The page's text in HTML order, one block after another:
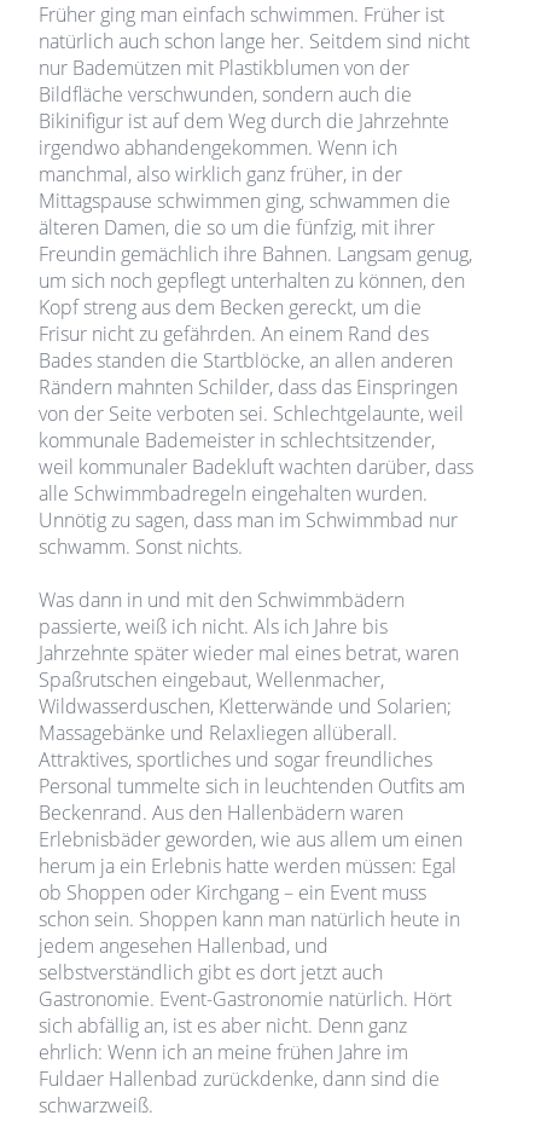
Früher ging man einfach schwimmen. Früher ist
natürlich auch schon lange her. Seitdem sind nicht
nur Bademützen mit Plastikblumen von der
Bildfläche verschwunden, sondern auch die
Bikinifigur ist auf dem Weg durch die Jahrzehnte
irgendwo abhandengekommen. Wenn ich
manchmal, also wirklich ganz früher, in der
Mittagspause schwimmen ging, schwammen die
älteren Damen, die so um die fünfzig, mit ihrer
Freundin gemächlich ihre Bahnen. Langsam genug,
um sich noch gepflegt unterhalten zu können, den
Kopf streng aus dem Becken gereckt, um die
Frisur nicht zu gefährden. An einem Rand des
Bades standen die Startblöcke, an allen anderen
Rändern mahnten Schilder, dass das Einspringen
von der Seite verboten sei. Schlechtgelaunte, weil
kommunale Bademeister in schlechtsitzender,
weil kommunaler Badekluft wachten darüber, dass
alle Schwimmbadregeln eingehalten wurden.
Unnötig zu sagen, dass man im Schwimmbad nur
schwamm. Sonst nichts.
Was dann in und mit den Schwimmbädern
passierte, weiß ich nicht. Als ich Jahre bis
Jahrzehnte später wieder mal eines betrat, waren
Spaßrutschen eingebaut, Wellenmacher,
Wildwasserduschen, Kletterwände und Solarien;
Massagebänke und Relaxliegen allüberall.
Attraktives, sportliches und sogar freundliches
Personal tummelte sich in leuchtenden Outfits am
Beckenrand. Aus den Hallenbädern waren
Erlebnisbäder geworden, wie aus allem um einen
herum ja ein Erlebnis hatte werden müssen: Egal
ob Shoppen oder Kirchgang – ein Event muss
schon sein. Shoppen kann man natürlich heute in
jedem angesehen Hallenbad, und
selbstverständlich gibt es dort jetzt auch
Gastronomie. Event-Gastronomie natürlich. Hört
sich abfällig an, ist es aber nicht. Denn ganz
ehrlich: Wenn ich an meine frühen Jahre im
Fuldaer Hallenbad zurückdenke, dann sind die
schwarzweiß.